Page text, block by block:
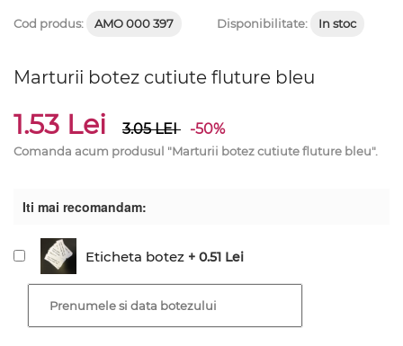
Cod produs: AMO 000 397 Disponibilitate: In stoc
Marturii botez cutiute fluture bleu
1.53 Lei 3.05LEI -50%
Comanda acum produsul "Marturii botez cutiute fluture bleu".
Iti mai recomandam:
Eticheta botez + 0.51 Lei